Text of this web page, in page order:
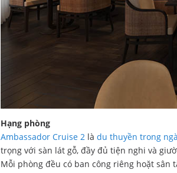
Hạng phòng
Ambassador Cruise 2 là du thuyền trong
trọng với sàn lát gỗ, đầy đủ tiện nghi và
Mỗi phòng đều có ban công riêng hoặt sân